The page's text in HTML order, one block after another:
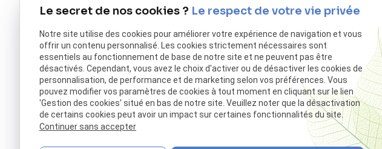
Facebook est désactivé. Autoriser
Téléphone
phone01 84 20 18 48
Le secret de nos cookies ? Le respect de votre vie privée
Notre site utilise des cookies pour améliorer votre expérience de navigation et vous
offrir un contenu personnalisé. Les cookies strictement nécessaires sont
essentiels au fonctionnement de base de notre site et ne peuvent pas être
désactivés. Cependant, vous avez le choix d'activer ou de désactiver les cookies de
personnalisation, de performance et de marketing selon vos préférences. Vous
pouvez modifier vos paramètres de cookies à tout moment en cliquant sur le lien
'Gestion des cookies' situé en bas de notre site. Veuillez noter que la désactivation
de certains cookies peut avoir un impact sur certaines fonctionnalités du site.
Continuer sans accepter